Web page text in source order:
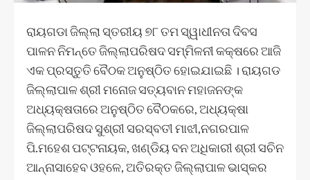
ରାୟଗଡା ଜିଲ୍ଲା ସ୍ତରୀୟ ୭୮ ତମ ସ୍ୱାଧୀନତା ଦିବସ
ପାଳନ ନିମନ୍ତେ ଜିଲ୍ଲାପରିଷଦ ସମ୍ମିଳନୀ କକ୍ଷରେ ଆଜି
ଏକ ପ୍ରସ୍ତୁତି ବୈଠକ ଅନୁଷ୍ଠିତ ହୋଇଯାଇଛି । ରାୟଗଡ
ଜିଲ୍ଲାପାଳ ଶ୍ରୀ ମନୋଜ ସତ୍ୟବାନ ମହାଜନଙ୍କ
ଅଧ୍ୟକ୍ଷତାରେ ଅନୁଷ୍ଠିତ ବୈଠକରେ, ଅଧ୍ୟକ୍ଷା
ଜିଲ୍ଲାପରିଷଦ ସୁଶ୍ରୀ ସରସ୍ବତୀ ମାଝୀ,ନଗରପାଳ
ପି.ମହେଶ ପଟ୍ଟନାୟକ, ଖଣ୍ଡିୟ ବନ ଅଧିକାରୀ ଶ୍ରୀ ସଚିନ
ଆନ୍ନାସାହେବ ଓହଳେ, ଅତିରକ୍ତ ଜିଲ୍ଲାପାଳ ଭାସ୍କର